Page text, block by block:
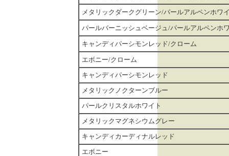
メタリックダークグリーン/パールアルペンホワ
パールバーニッシュベージュ/パールアルペンホ
キャンディパーシモンレッド/クローム
エボニー/クローム
キャンディパーシモンレッド
メタリックノクターンブルー
パールクリスタルホワイト
メタリックマグネシウムグレー
キャンディカーディナルレッド
エボニー